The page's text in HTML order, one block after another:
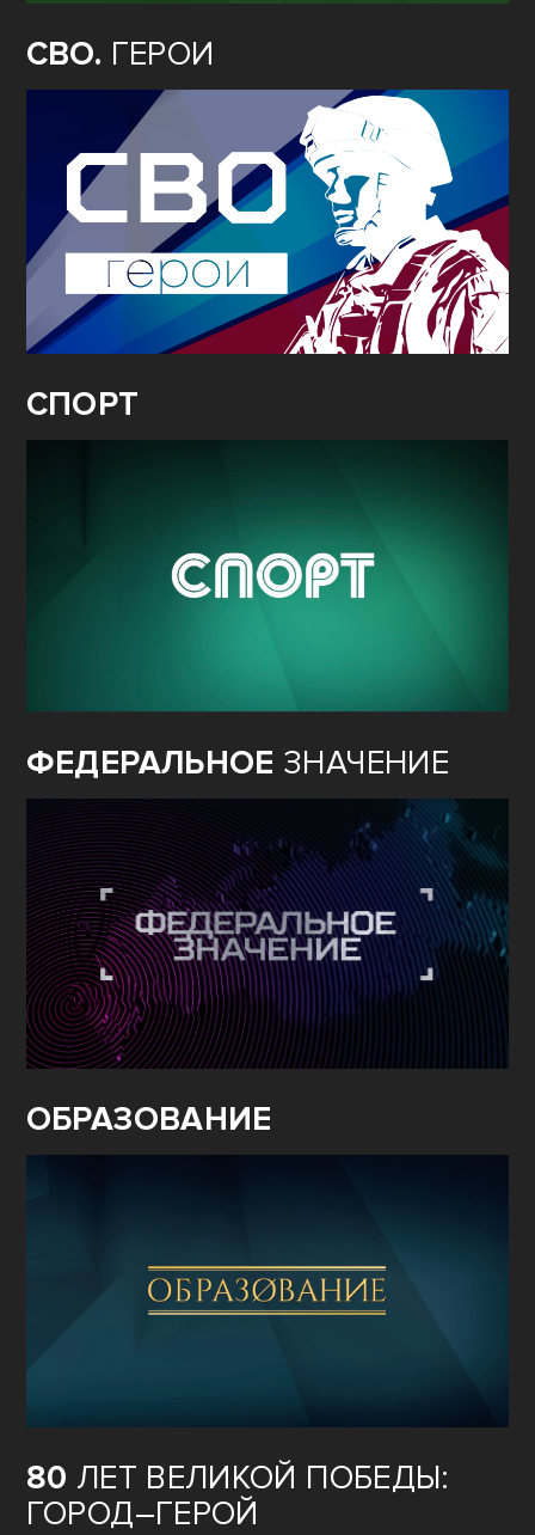
СВО. ГЕРОИ
СПОРТ
ФЕДЕРАЛЬНОЕ ЗНАЧЕНИЕ
ОБРАЗОВАНИЕ
80 ЛЕТ ВЕЛИКОЙ ПОБЕДЫ:
ГОРОД–ГЕРОЙ